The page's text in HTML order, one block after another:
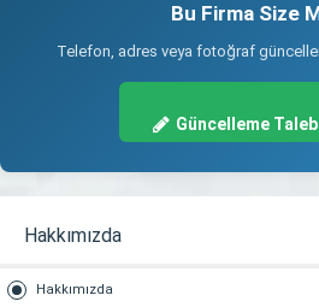
Bu Firma Size
Telefon, adres veya fotoğraf
Güncelleme
Hakkımızda
Hakkımızda